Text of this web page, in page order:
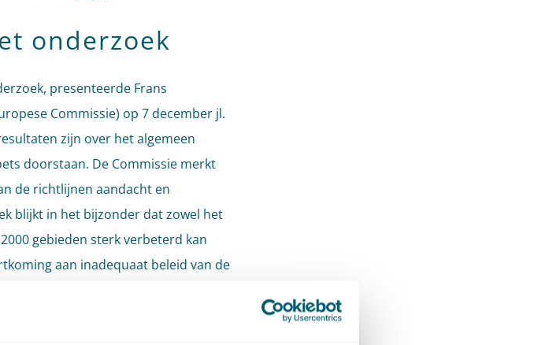
onderzoek
presenteerde Frans
Commissie) op 7 december jl.
zijn over het algemeen
doorstaan. De Commissie merkt
de richtlijnen aandacht en
blijkt in het bijzonder dat zowel het
gebieden sterk verbeterd kan
aan inadequaat beleid van de